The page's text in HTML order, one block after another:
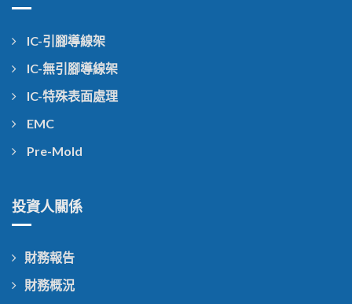
IC-引腳導線架
IC-無引腳導線架
IC-特殊表面處理
EMC
Pre-Mold
投資人關係
財務報告
財務概況